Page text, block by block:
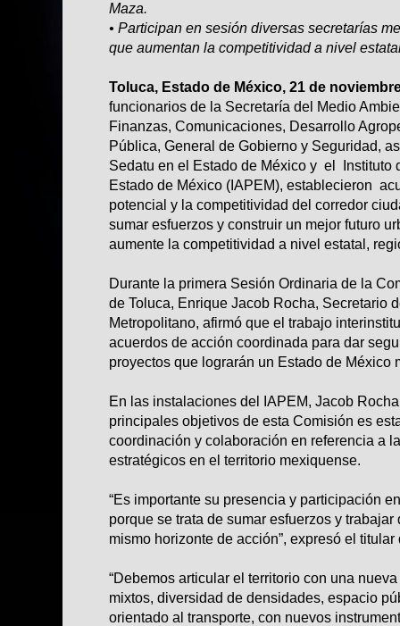
Maza.
• Participan en sesión diversas secretarías
que aumentan la competitividad a nivel
Toluca, Estado de México, 21 de
funcionarios de la Secretaría del Medio
Finanzas, Comunicaciones, Desarrollo
Pública, General de Gobierno y Seguridad,
Sedatu en el Estado de México y el Instituto
Estado de México (IAPEM), establecieron
potencial y la competitividad del corredor
sumar esfuerzos y construir un mejor futuro
aumente la competitividad a nivel estatal,
Durante la primera Sesión Ordinaria de la
de Toluca, Enrique Jacob Rocha, Secretario
Metropolitano, afirmó que el trabajo
acuerdos de acción coordinada para dar
proyectos que lograrán un Estado de México
En las instalaciones del IAPEM, Jacob
principales objetivos de esta Comisión es
coordinación y colaboración en referencia a
estratégicos en el territorio mexiquense.
“Es importante su presencia y participación
porque se trata de sumar esfuerzos y
mismo horizonte de acción”, expresó el
“Debemos articular el territorio con una
mixtos, diversidad de densidades, espacio
orientado al transporte, con nuevos